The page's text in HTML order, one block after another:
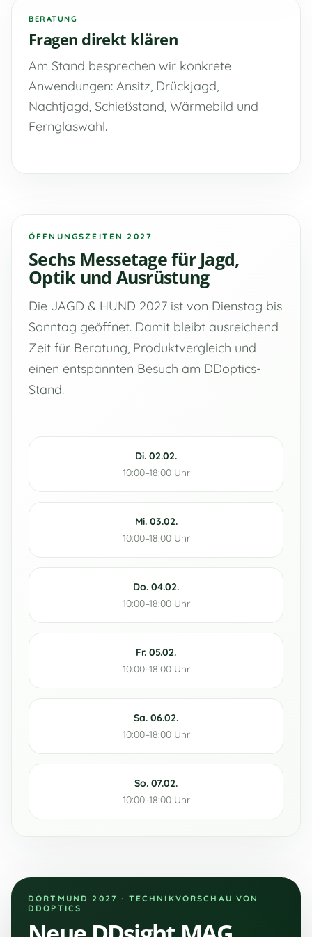
BERATUNG
Fragen direkt klären
Am Stand besprechen wir konkrete
Anwendungen: Ansitz, Drückjagd,
Nachtjagd, Schießstand, Wärmebild und
Fernglaswahl.
ÖFFNUNGSZEITEN 2027
Sechs Messetage für Jagd,
Optik und Ausrüstung
Die JAGD & HUND 2027 ist von Dienstag bis
Sonntag geöffnet. Damit bleibt ausreichend
Zeit für Beratung, Produktvergleich und
einen entspannten Besuch am DDoptics-
Stand.
Di. 02.02.
10:00–18:00 Uhr
Mi. 03.02.
10:00–18:00 Uhr
Do. 04.02.
10:00–18:00 Uhr
Fr. 05.02.
10:00–18:00 Uhr
Sa. 06.02.
10:00–18:00 Uhr
So. 07.02.
10:00–18:00 Uhr
DORTMUND 2027 · TECHNIKVORSCHAU VON
DDOPTICS